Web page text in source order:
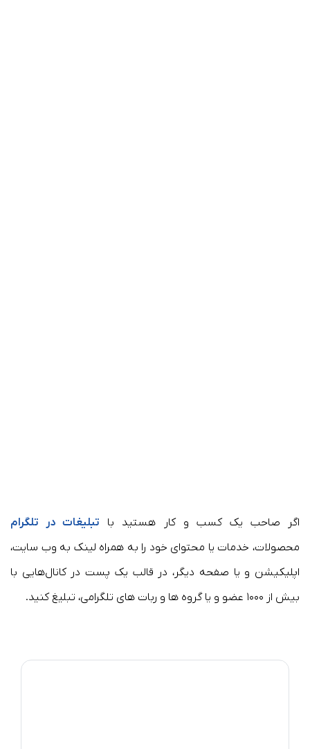
اگر صاحب یک کسب و کار هستید با تبلیغات در تلگرام
محصولات، خدمات یا محتوای خود را به همراه لینک به وب سایت،
اپلیکیشن و یا صفحه دیگر، در قالب یک پست در کانال‌هایی با
بیش از ۱۰۰۰ عضو و یا گروه ها و ربات های تلگرامی، تبلیغ کنید.